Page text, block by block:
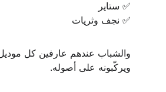
✅ ستاير
✅ نجف وثريات
والشباب عندهم عارفين كل
ويركّبونه على أصوله.